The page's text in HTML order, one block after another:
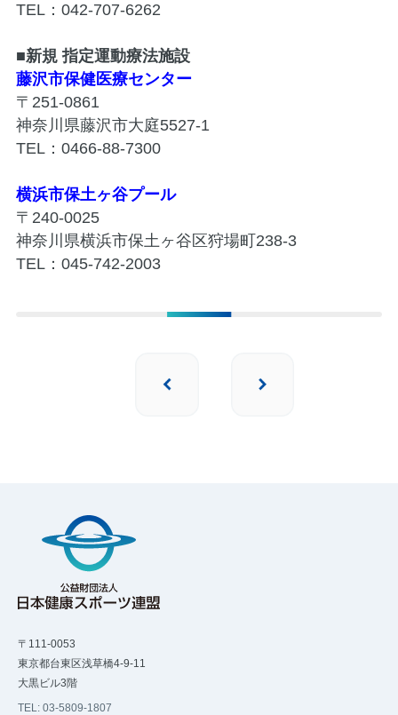
TEL：042-707-6262
■新規 指定運動療法施設
藤沢市保健医療センター
〒251-0861
神奈川県藤沢市大庭5527-1
TEL：0466-88-7300
横浜市保土ヶ谷プール
〒240-0025
神奈川県横浜市保土ヶ谷区狩場町238-3
TEL：045-742-2003
〒111-0053
東京都台東区浅草橋4-9-11
大黒ビル3階
TEL: 03-5809-1807